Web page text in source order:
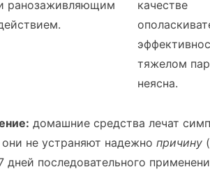
ранозаживляющим
качестве
тяжелом
неясна.
домашние средства лечат
не устраняют надежно причину
дней последовательного